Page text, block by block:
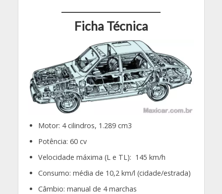
Ficha Técnica
Motor: 4 cilindros, 1.289 cm3
Potência: 60 cv
Velocidade máxima (L e TL): 145 km/h
Consumo: média de 10,2 km/l (cidade/estrada)
Câmbio: manual de 4 marchas